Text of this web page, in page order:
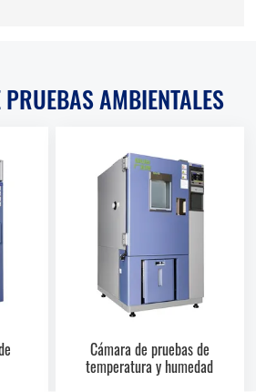
AMBIENTALES
Cámara de pruebas de
temperatura y humedad